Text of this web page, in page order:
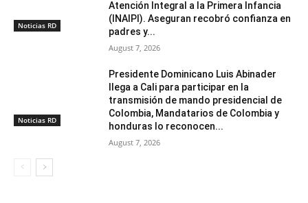
Noticias RD
Atención Integral a la Primera Infancia
(INAIPI). Aseguran recobró confianza en
padres y...
August 7, 2026
Noticias RD
Presidente Dominicano Luis Abinader
llega a Cali para participar en la
transmisión de mando presidencial de
Colombia, Mandatarios de Colombia y
honduras lo reconocen...
August 7, 2026